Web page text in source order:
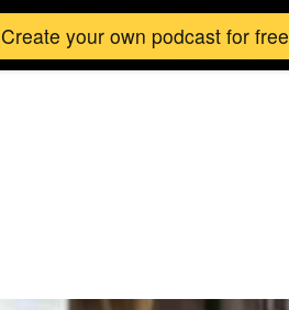
Create your own podcast for free